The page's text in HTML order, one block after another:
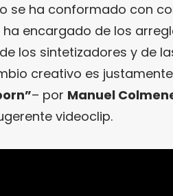
se ha conformado con
encargado de los
los sintetizadores y de
creativo es justamente
– por Manuel
videoclip.